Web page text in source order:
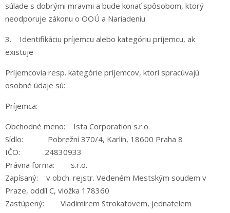
súlade s dobrými mravmi a bude konať spôsobom, ktorý
neodporuje zákonu o OOÚ a Nariadeniu.
3. Identifikáciu príjemcu alebo kategóriu príjemcu, ak
existuje
Príjemcovia resp. kategórie príjemcov, ktorí spracúvajú
osobné údaje sú:
Príjemca:
Obchodné meno: Ista Corporation s.r.o.
Sídlo: Pobrežní 370/4, Karlín, 18600 Praha 8
IČO: 24830933
Právna forma: s.r.o.
Zapísaný: v obch. rejstr. Vedeném Mestským soudem v
Praze, oddíl C, vložka 178360
Zastúpený: Vladimirem Strokatovem, jednatelem